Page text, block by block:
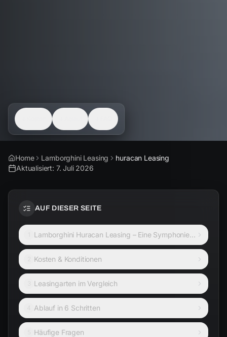
Home Lamborghini Leasing
huracan Leasing
Aktualisiert: 7. Juli 2026
AUF DIESER SEITE
Lamborghini Huracan Leasing – Eine Symphonie
aus Kraft und Design
Kosten & Konditionen
Leasingarten im Vergleich
Ablauf in 6 Schritten
Häufige Fragen